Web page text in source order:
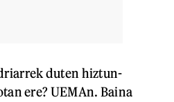
duten hiztun-
ere? UEMAn. Baina